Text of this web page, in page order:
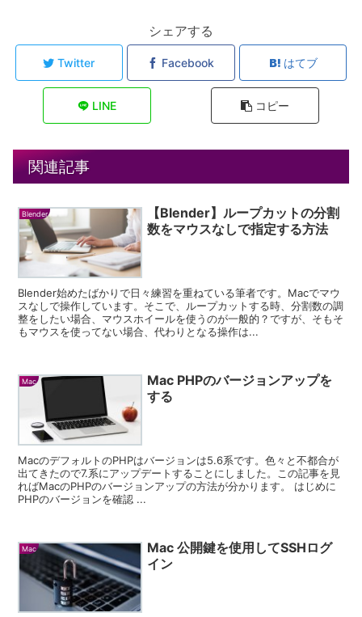
シェアする
Twitter Facebook はてブ
LINE コピー
関連記事
Blender
【Blender】ループカットの分割
数をマウスなしで指定する方法
Blender始めたばかりで日々練習を重ねている筆者です。Macでマウ
スなしで操作しています。そこで、ループカットする時、分割数の調
整をしたい場合、マウスホイールを使うのが一般的？ですが、そもそ
もマウスを使ってない場合、代わりとなる操作は...
Mac
Mac PHPのバージョンアップを
する
MacのデフォルトのPHPはバージョンは5.6系です。色々と不都合が
出てきたので7.系にアップデートすることにしました。この記事を見
ればMacのPHPのバージョンアップの方法が分かります。 はじめに
PHPのバージョンを確認 ...
Mac
Mac 公開鍵を使用してSSHログ
イン